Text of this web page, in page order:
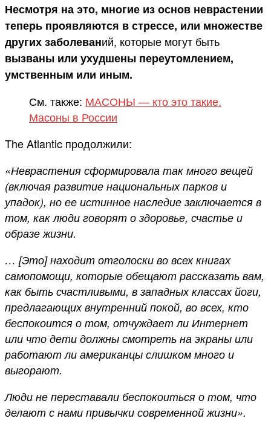
Несмотря на это, многие из основ неврастении
теперь проявляются в стрессе, или множестве
других заболеваний, которые могут быть
вызваны или ухудшены переутомлением,
умственным или иным.
См. также: МАСОНЫ — кто это такие.
Масоны в России
The Atlantic продолжили:
«Неврастения сформировала так много вещей
(включая развитие национальных парков и
упадок), но ее истинное наследие заключается в
том, как люди говорят о здоровье, счастье и
образе жизни.
… [Это] находит отголоски во всех книгах
самопомощи, которые обещают рассказать вам,
как быть счастливыми, в западных классах йоги,
предлагающих внутренний покой, во всех, кто
беспокоится о том, отчуждает ли Интернет
или что дети должны смотреть на экраны или
работают ли американцы слишком много и
выгорают.
Люди не переставали беспокоиться о том, что
делают с нами привычки современной жизни».